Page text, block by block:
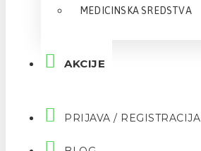
MEDICINSKA SREDSTVA
AKCIJE
PRIJAVA / REGISTRACIJA